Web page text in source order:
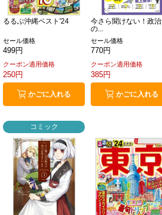
るるぶ沖縄ベスト'24
セール価格
499円
クーポン適用価格
250円
かごに入れる
今さら聞けない！政治
の...
セール価格
770円
クーポン適用価格
385円
かごに入れる
コミック